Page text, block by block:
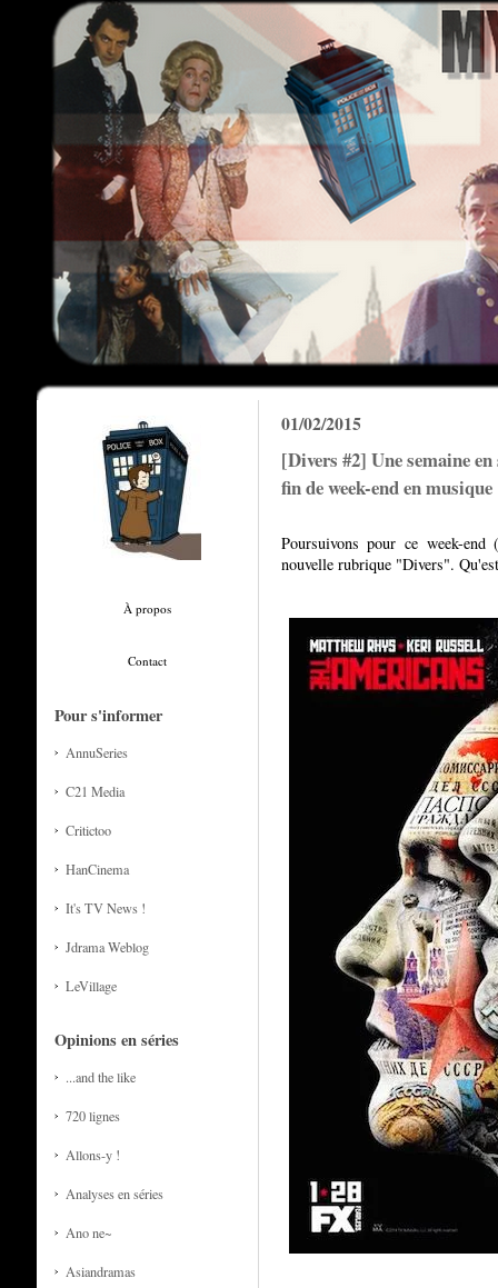
À propos
Contact
Pour s'informer
AnnuSeries
C21 Media
Critictoo
HanCinema
It's TV News !
Jdrama Weblog
LeVillage
Opinions en séries
...and the like
720 lignes
Allons-y !
Analyses en séries
Ano ne~
Asiandramas
01/02/2015
[Divers #2] Une semaine
fin de week-end en musique
Poursuivons pour ce week-
nouvelle rubrique "Divers".